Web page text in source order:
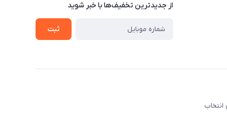
از جدید‌ترین تخفیف‌ها با‌ خبر شوید
ثبت